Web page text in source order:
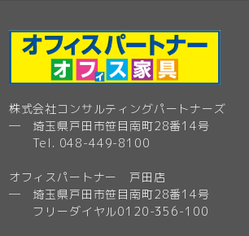
株式会社コンサルティングパートナーズ
─ 埼玉県戸田市笹目南町28番14号
Tel. 048-449-8100
オフィスパートナー 戸田店
─ 埼玉県戸田市笹目南町28番14号
フリーダイヤル0120-356-100